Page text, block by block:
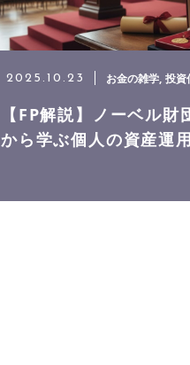
2025.10.23 お金の雑学 投資
【FP解説】ノーベル財
から学ぶ個人の資産運